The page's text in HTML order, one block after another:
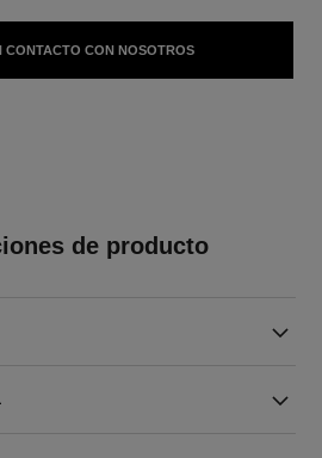
CONTACTO CON NOSOTROS
de producto